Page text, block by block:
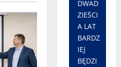
DWAD
ZIEŚCI
A LAT
BARDZ
IEJ
BĘDZI